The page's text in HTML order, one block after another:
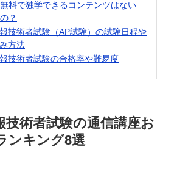
無料で独学できるコンテンツはない
の？
技術者試験（AP試験）の試験日程や
方法
技術者試験の合格率や難易度
技術者試験の通信講座お
ンキング8選